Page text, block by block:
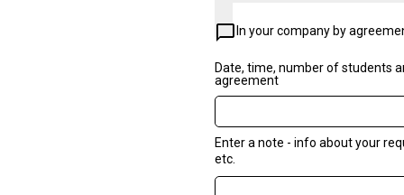
chat_bubble_outlineIn your company by
Date, time, number of students
agreement
Enter a note - info about your
etc.